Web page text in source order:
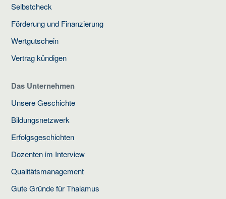
Selbstcheck
Förderung und Finanzierung
Wertgutschein
Vertrag kündigen
Das Unternehmen
Unsere Geschichte
Bildungsnetzwerk
Erfolgsgeschichten
Dozenten im Interview
Qualitätsmanagement
Gute Gründe für Thalamus